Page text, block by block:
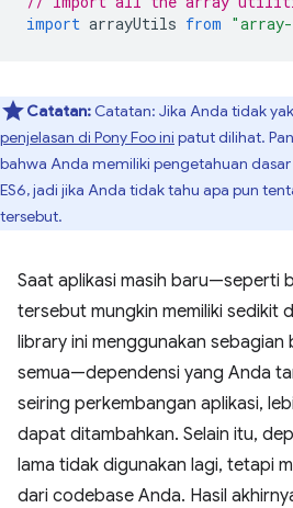
import arrayUtils from
Catatan: Catatan: Jika Anda tidak
penjelasan di Pony Foo ini patut dilihat.
bahwa Anda memiliki pengetahuan
ES6, jadi jika Anda tidak tahu apa pun
tersebut.
Saat aplikasi masih baru—seperti
tersebut mungkin memiliki sedikit
library ini menggunakan
semua—dependensi yang Anda
seiring perkembangan aplikasi,
dapat ditambahkan. Selain itu,
lama tidak digunakan lagi, tetapi
dari codebase Anda. Hasil